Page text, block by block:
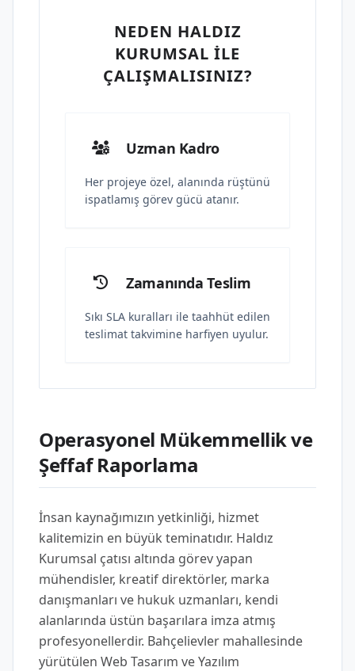
NEDEN HALDIZ
KURUMSAL İLE
ÇALIŞMALISINIZ?
Uzman Kadro
Her projeye özel, alanında rüştünü
ispatlamış görev gücü atanır.
Zamanında Teslim
Sıkı SLA kuralları ile taahhüt edilen
teslimat takvimine harfiyen uyulur.
Operasyonel Mükemmellik ve
Şeffaf Raporlama
İnsan kaynağımızın yetkinliği, hizmet
kalitemizin en büyük teminatıdır. Haldız
Kurumsal çatısı altında görev yapan
mühendisler, kreatif direktörler, marka
danışmanları ve hukuk uzmanları, kendi
alanlarında üstün başarılara imza atmış
profesyonellerdir. Bahçelievler mahallesinde
yürütülen Web Tasarım ve Yazılım